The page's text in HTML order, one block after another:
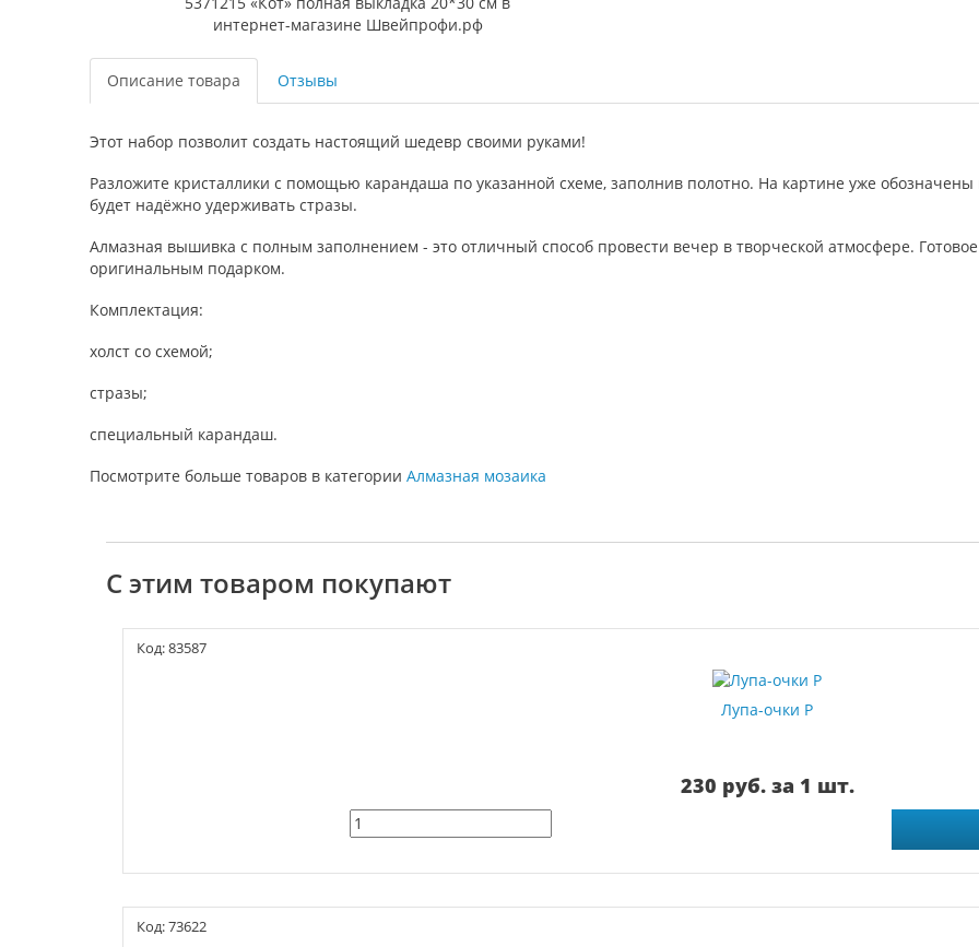
Описание товара Отзывы
Этот набор позволит создать настоящий шедевр своими руками!
Разложите кристаллики с помощью карандаша по указанной схеме, заполнив полотно. На картине уже
будет надёжно удерживать стразы.
Алмазная вышивка с полным заполнением - это отличный способ провести вечер в творческой атмосфере.
оригинальным подарком.
Комплектация:
холст со схемой;
стразы;
специальный карандаш.
Посмотрите больше товаров в категории Алмазная мозаика
С этим товаром покупают
Код: 83587
Лупа-очки Р
230 руб. за 1 шт.
Код: 73622